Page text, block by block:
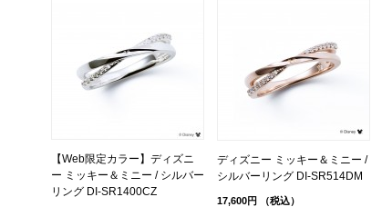
【Web限定カラー】ディズニ
ー ミッキー＆ミニー / シルバー
リング DI-SR1400CZ
ディズニー ミッキー＆ミニー /
シルバーリング DI-SR514DM
17,600円 （税込）